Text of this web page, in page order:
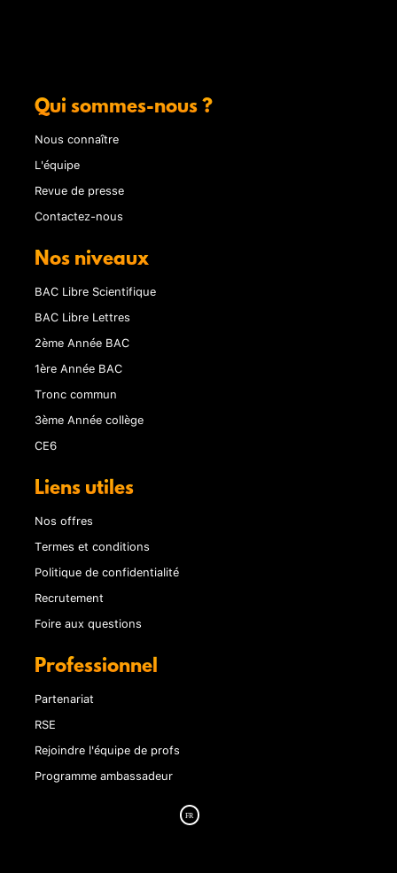
Qui sommes-nous ?
Nous connaître
L'équipe
Revue de presse
Contactez-nous
Nos niveaux
BAC Libre Scientifique
BAC Libre Lettres
2ème Année BAC
1ère Année BAC
Tronc commun
3ème Année collège
CE6
Liens utiles
Nos offres
Termes et conditions
Politique de confidentialité
Recrutement
Foire aux questions
Professionnel
Partenariat
RSE
Rejoindre l'équipe de profs
Programme ambassadeur